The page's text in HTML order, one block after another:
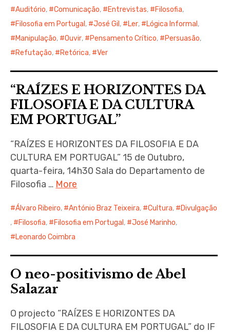
Auditório, Comunicação, Entrevistas, Filosofia,
Filosofia em Portugal , José Gil , Ler, Lógica Informal ,
Manipulação, Ouvir, Pensamento Crítico, Persuasão,
Refutação, Retórica, Ver
“RAÍZES E HORIZONTES DA
FILOSOFIA E DA CULTURA
EM PORTUGAL”
“RAÍZES E HORIZONTES DA FILOSOFIA E DA
CULTURA EM PORTUGAL” 15 de Outubro,
quarta-feira, 14h30 Sala do Departamento de
Filosofia … More
Álvaro Ribeiro, António Braz Teixeira, Cultura,
Divulgação
,
Filosofia, Filosofia em Portugal , José Marinho,
Leonardo Coimbra
O neo-positivismo de Abel
Salazar
O projecto “RAÍZES E HORIZONTES DA
FILOSOFIA E DA CULTURA EM PORTUGAL” do IF